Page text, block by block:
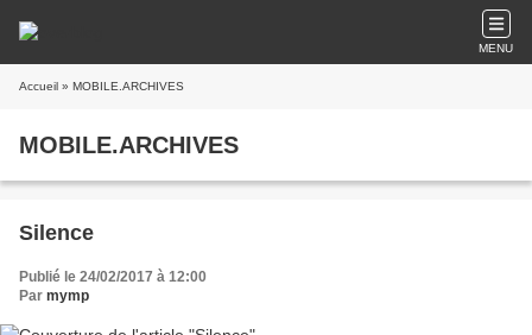
MENU
Accueil » MOBILE.ARCHIVES
MOBILE.ARCHIVES
Silence
Publié le 24/02/2017 à 12:00
Par mymp